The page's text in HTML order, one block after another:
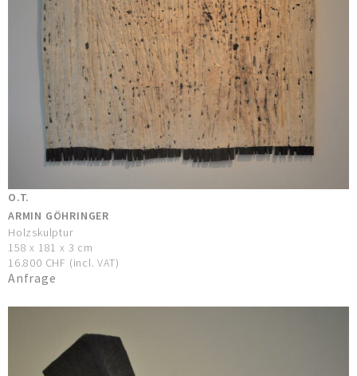
O.T.
ARMIN GÖHRINGER
Holzskulptur
158 x 181 x 3 cm
16.800 CHF (incl. VAT)
Anfrage